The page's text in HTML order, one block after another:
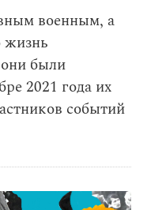
военным, а
жизнь
были
2021 года их
событий